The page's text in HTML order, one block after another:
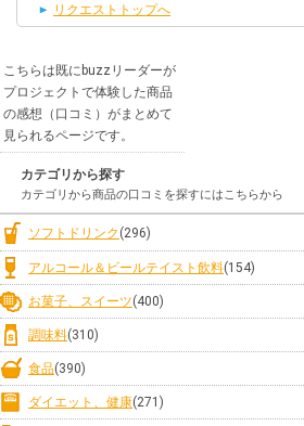
リクエストトップへ
こちらは既にbuzzリーダーが
プロジェクトで体験した商品
の感想（口コミ）がまとめて
見られるページです。
カテゴリから探す
カテゴリから商品の口コミを探すにはこちらから
ソフトドリンク (296)
アルコール＆ビールテイスト飲料(154)
お菓子、スイーツ(400)
調味料(310)
食品(390)
ダイエット、健康(271)